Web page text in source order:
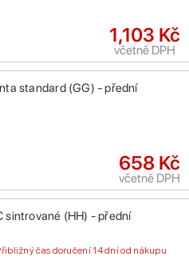
1,103 Kč
včetně DPH
standard (GG) - přední
658 Kč
včetně DPH
sintrované (HH) - přední
čas doručení 14 dní od nákupu